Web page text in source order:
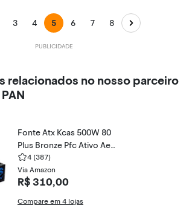
3 4 5 6 7 8
relacionados no nosso parceiro
Fonte Atx Kcas 500W 80
Plus Bronze Pfc Ativo Aer
ocool
4 (387)
Via Amazon
R$ 310,00
Compare em 4 lojas